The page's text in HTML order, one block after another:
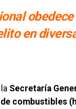
en
Secretaría
combustibles